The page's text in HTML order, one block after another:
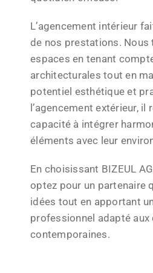
L’agencement intérieur
de nos prestations.
espaces en tenant
architecturales tout en
potentiel esthétique et
l’agencement extérieur, il
capacité à intégrer
éléments avec leur
En choisissant BIZEUL
optez pour un partenaire
idées tout en apportant
professionnel adapté aux
contemporaines.